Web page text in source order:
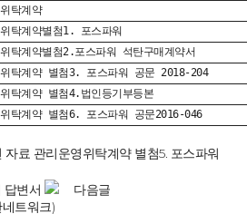
탁계약
탁계약별첨1. 포스파워
탁계약별첨2.포스파워 석탄구매계약서
탁계약 별첨3. 포스파워 공문 2018-204
탁계약 별첨4.법인등기부등본
탁계약 별첨6. 포스파워 공문2016-046
자료 관리운영위탁계약 별첨5. 포스파워
답변서
다음글